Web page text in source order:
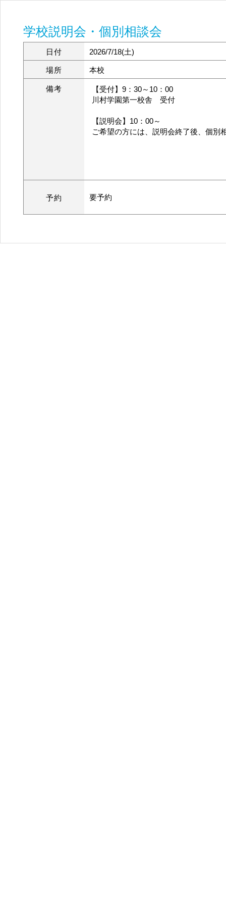
学校説明会・個別相談会
日付 2026/7/18(土)
場所 本校
備考
【受付】9：30～10：00
川村学園第一校舎 受付
【説明会】10：00～
ご希望の方には、説明会終了後、個別
予約 要予約